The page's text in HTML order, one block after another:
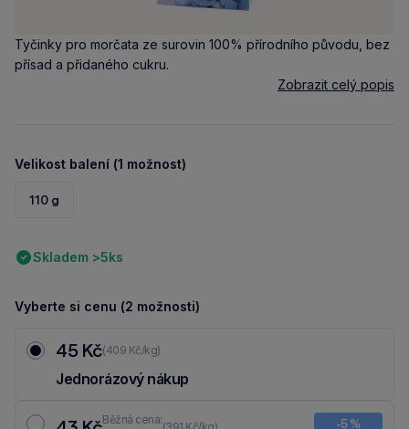
Tyčinky pro morčata ze surovin 100% přírodního původu, bez
přísad a přidaného cukru.
Zobrazit celý popis
Velikost balení (1 možnost)
110 g
Skladem >5ks
Vyberte si cenu (2 možnosti)
45 Kč(409 Kč/kg)
Jednorázový nákup
Běžná cena:
-5 %